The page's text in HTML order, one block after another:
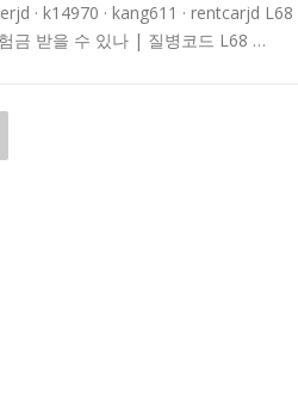
· k14970 · kang611 · rentcarjd
금 받을 수 있나 | 질병코드 L68 …